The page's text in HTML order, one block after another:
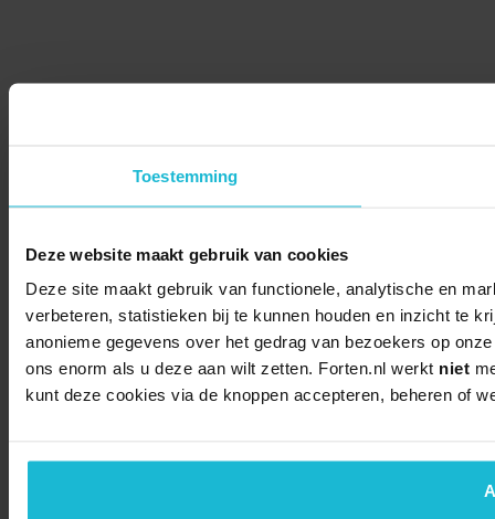
Toestemming
Deze website maakt gebruik van cookies
Deze site maakt gebruik van functionele, analytische en
verbeteren, statistieken bij te kunnen houden en inzicht te
anonieme gegevens over het gedrag van bezoekers op
ons enorm als u deze aan wilt zetten. Forten.nl werkt niet
kunt deze cookies via de knoppen accepteren, beheren of